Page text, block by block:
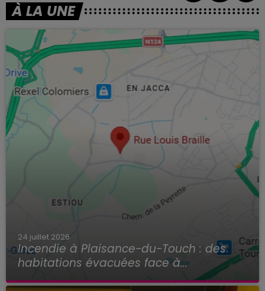
À LA UNE
24 juillet 2026
Incendie à Plaisance-du-Touch : des
habitations évacuées face à...